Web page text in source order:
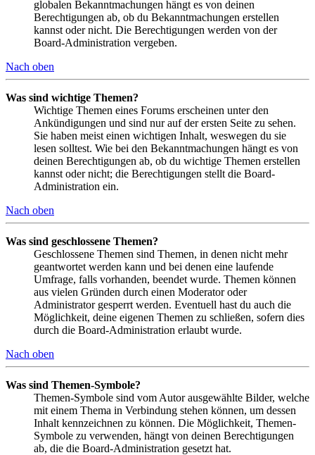
globalen Bekanntmachungen hängt es von deinen
Berechtigungen ab, ob du Bekanntmachungen erstellen
kannst oder nicht. Die Berechtigungen werden von der
Board-Administration vergeben.
Nach oben
Was sind wichtige Themen?
Wichtige Themen eines Forums erscheinen unter den
Ankündigungen und sind nur auf der ersten Seite zu sehen.
Sie haben meist einen wichtigen Inhalt, weswegen du sie
lesen solltest. Wie bei den Bekanntmachungen hängt es von
deinen Berechtigungen ab, ob du wichtige Themen erstellen
kannst oder nicht; die Berechtigungen stellt die Board-
Administration ein.
Nach oben
Was sind geschlossene Themen?
Geschlossene Themen sind Themen, in denen nicht mehr
geantwortet werden kann und bei denen eine laufende
Umfrage, falls vorhanden, beendet wurde. Themen können
aus vielen Gründen durch einen Moderator oder
Administrator gesperrt werden. Eventuell hast du auch die
Möglichkeit, deine eigenen Themen zu schließen, sofern dies
durch die Board-Administration erlaubt wurde.
Nach oben
Was sind Themen-Symbole?
Themen-Symbole sind vom Autor ausgewählte Bilder, welche
mit einem Thema in Verbindung stehen können, um dessen
Inhalt kennzeichnen zu können. Die Möglichkeit, Themen-
Symbole zu verwenden, hängt von deinen Berechtigungen
ab, die die Board-Administration gesetzt hat.